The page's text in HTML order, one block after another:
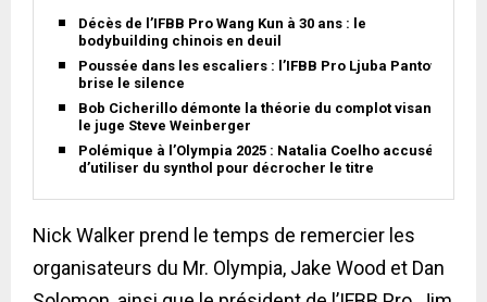
Décès de l’IFBB Pro Wang Kun à 30 ans : le
bodybuilding chinois en deuil
Poussée dans les escaliers : l’IFBB Pro Ljuba Pantović
brise le silence
Bob Cicherillo démonte la théorie du complot visant
le juge Steve Weinberger
Polémique à l’Olympia 2025 : Natalia Coelho accusée
d’utiliser du synthol pour décrocher le titre
Nick Walker prend le temps de remercier les
organisateurs du Mr. Olympia, Jake Wood et Dan